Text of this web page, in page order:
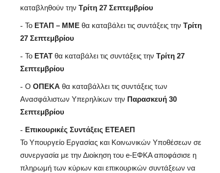
καταβληθούν την Τρίτη 27 Σεπτεμβρίου
Το ΕΤΑΠ – ΜΜΕ θα καταβάλει τις συντάξεις την Τρίτη
27 Σεπτεμβρίου
Το ΕΤΑΤ θα καταβάλει τις συντάξεις την Τρίτη 27
Σεπτεμβρίου
Ο ΟΠΕΚΑ θα καταβάλλει τις συντάξεις των
Ανασφάλιστων Υπερηλίκων την Παρασκευή 30
Σεπτεμβρίου
Επικουρικές Συντάξεις ΕΤΕΑΕΠ
Το Υπουργείο Εργασίας και Κοινωνικών Υποθέσεων σε
συνεργασία με την Διοίκηση του e-ΕΦΚΑ αποφάσισε η
πληρωμή των κύριων και επικουρικών συντάξεων να